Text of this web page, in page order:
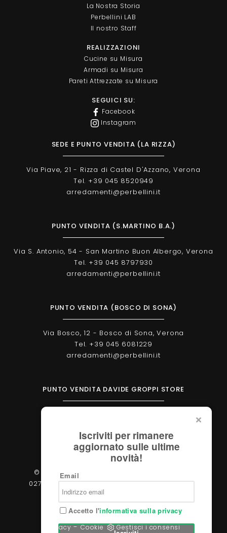
La Nostra Storia
Perbellini LAB
Il nostro Staff
REALIZZAZIONI
Cucine su Misura
Armadi su Misura
Pareti Attrezzate su Misura
SEGUICI SU:
Facebook
Instagram
SEDE E PUNTO VENDITA (LA RIZZA)
Via Piave, 21 - Rizza di Castel D'Azzano, Verona
Tel. +39 045 8520949
arredamenti@perbellini.it
PUNTO VENDITA (S.MARTINO B.A.)
Via S. Antonio, 54 - San Martino Buon Albergo, Verona
Tel. +39 045 8797930
arredamenti@perbellini.it
PUNTO VENDITA (BOSCO DI SONA)
Via Bosco, 12 - Bosco di Sona, Verona
Tel. +39 045 6081229
arredamenti@perbellini.it
PUNTO VENDITA DAVIDE GROPPI STORE
verona@davidegroppi.store
© 2026 - Perbellini Arredamenti S.r.l. - P.IVA
02783400233 - Via Verdi, 31/A - 37060, Castel
d'Azzano (Verona)
Privacy-Cookie Gestisci i consensi
Iscriviti per rimanere
aggiornato sulle ultime
novità!
Email
Accetto l'informativa sulla privacy